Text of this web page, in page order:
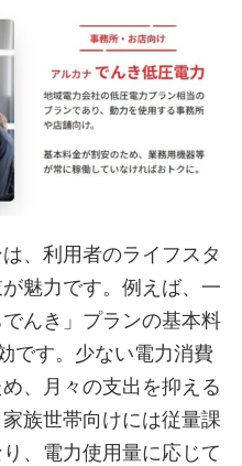
、利用者のライフスタ
魅力です。例えば、一
んき」プランの基本料
です。少ない電力消費
、月々の支出を抑える
族世帯向けには従量課
、電力使用量に応じて